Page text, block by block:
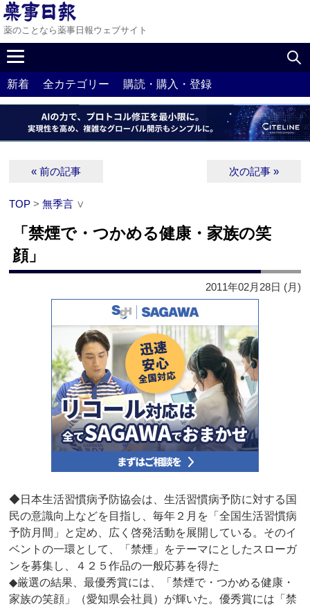
薬のことなら薬事日報ウェブサイト
新着 全カテゴリー 購読・購入・登録
« 前の記事 次の記事 »
TOP >無季言 ∨
「禁煙で・つかめる健康・家族の笑
顔」
2011年02月28日 (月)
◆日本生活習慣病予防協会は、生活習慣病予防に対する国
民の意識向上などを目指し、毎年２月を「全国生活習慣病
予防月間」と定め、広く啓発活動を展開している。そのイ
ベントの一環として、「禁煙」をテーマにとしたスローガ
ンを募集し、４２５作品の一般応募を得た
◆厳選の結果、最優秀賞には、「禁煙で・つかめる健康・
家族の笑顔」（愛知県会社員）が輝いた。優秀賞には「禁